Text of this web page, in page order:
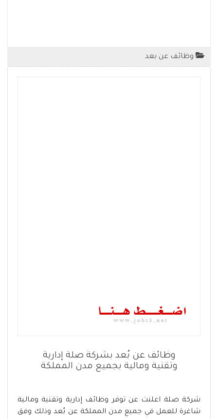
وظائف عن بعد
وظائف عن بُعد بشركة صلة إدارية
وتقنية ومالية بجميع مدن المملكة
شركة صلة اعلنت عن توفر وظائف إدارية وتقنية ومالية
شاغرة للعمل في جميع مدن المملكة عن بُعد وذلك وفق